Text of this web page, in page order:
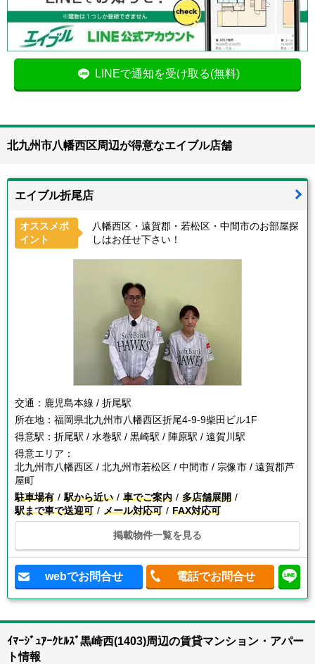
LINEで通知を受け取る(無料)
北九州市八幡西区周辺が得意なエイブル店舗
エイブル折尾店
オススメポ
イント
八幡西区・遠賀郡・若松区・中間市のお部屋探
しはお任せ下さい！
交通： 鹿児島本線 / 折尾駅
所在地： 福岡県北九州市八幡西区折尾4-9-9柴田ビル1F
得意駅： 折尾駅 / 水巻駅 / 黒崎駅 / 陣原駅 / 遠賀川駅
得意エリア：
北九州市八幡西区 / 北九州市若松区 / 中間市 / 宗像市 / 遠賀郡芦
屋町
駐車場有
駅から近い 車でご案内
多店舗展開
駅まで車で送迎可
メール対応可 FAX対応可
掲載物件一覧を見る
webでお問合せ 電話でお問合せ
ｲﾏｰｼﾞｭｱｰｸﾋﾙｽﾞ黒崎西(1403)周辺の賃貸マンション・アパー
ト情報